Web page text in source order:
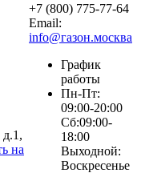
д.1,
на
+7 (800) 775-77-64
Email:
info@газон.москва
График
работы
Пн-Пт:
09:00-20:00
Сб:09:00-
18:00
Выходной:
Воскресенье